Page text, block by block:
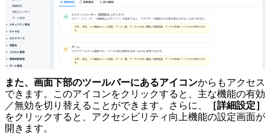
また、画面下部のツールバーにあるアイコンからもアクセス
できます。このアイコンをクリックすると、主な機能の有効
／無効を切り替えることができます。さらに、
［詳細設定］
をクリックすると、アクセシビリティ向上機能の設定画面が
開きます。